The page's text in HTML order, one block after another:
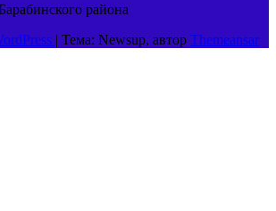
района
| Тема: Newsup, автор Themeansar